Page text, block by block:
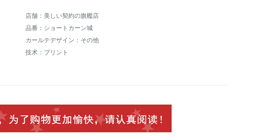
店舗：美しい契約の旗艦店
品番：ショートカーン城
カールテデザイン：その他
技术：プリント